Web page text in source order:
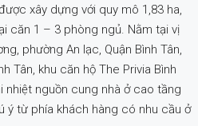
xây dựng với quy mô 1,83 ha,
căn 1 – 3 phòng ngủ. Nằm tại vị
phường An lạc, Quận Bình Tân,
Tân, khu căn hộ The Privia Bình
nhiệt nguồn cung nhà ở cao tầng
ý từ phía khách hàng có nhu cầu ở